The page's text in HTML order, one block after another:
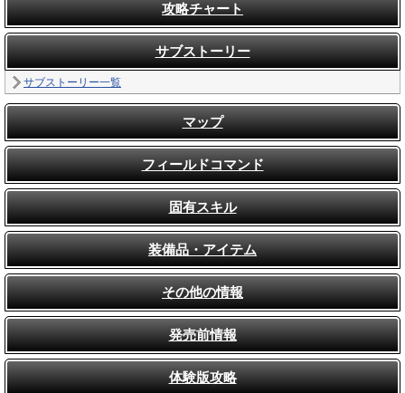
攻略チャート
サブストーリー
サブストーリー一覧
マップ
フィールドコマンド
固有スキル
装備品・アイテム
その他の情報
発売前情報
体験版攻略